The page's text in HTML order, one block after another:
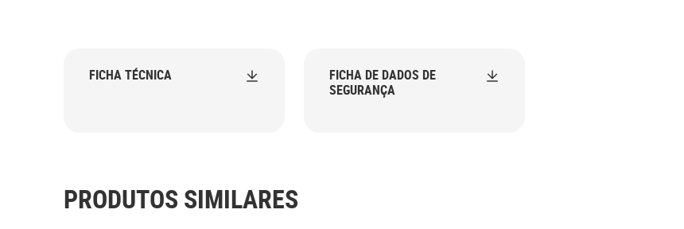
FICHA TÉCNICA
FICHA DE DADOS DE
SEGURANÇA
PRODUTOS SIMILARES